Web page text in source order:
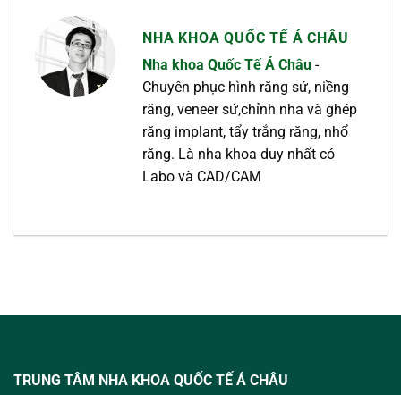
NHA KHOA QUỐC TẾ Á CHÂU
Nha khoa Quốc Tế Á Châu -
Chuyên phục hình răng sứ, niềng
răng, veneer sứ,chỉnh nha và ghép
răng implant, tẩy trắng răng, nhổ
răng. Là nha khoa duy nhất có
Labo và CAD/CAM
TRUNG TÂM NHA KHOA QUỐC TẾ Á CHÂU